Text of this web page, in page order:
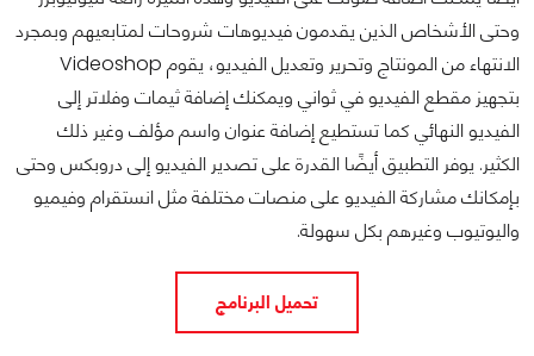
وحتى الأشخاص الذين يقدمون فيديوهات شروحات لمتابعيهم وبمجرد
الانتهاء من المونتاج وتحرير وتعديل الفيديو، يقوم Videoshop
بتجهيز مقطع الفيديو في ثواني ويمكنك إضافة ثيمات وفلاتر إلى
الفيديو النهائي كما تستطيع إضافة عنوان واسم مؤلف وغير ذلك
الكثير. يوفر التطبيق أيضًا القدرة على تصدير الفيديو إلى دروبكس وحتى
بإمكانك مشاركة الفيديو على منصات مختلفة مثل انستقرام وفيميو
واليوتيوب وغيرهم بكل سهولة.
تحميل البرنامج